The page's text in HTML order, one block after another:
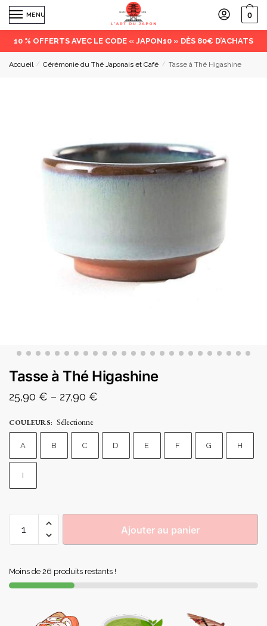
MENU 0
10 % OFFERTS AVEC LE CODE « JAPON10 » DÈS 80€ D’ACHATS
Accueil / Cérémonie du Thé Japonais et Café / Tasse à Thé Higashine
Tasse à Thé Higashine
25,90 € – 27,90 €
COULEURS: Sélectionne
A B C D E F G H
I
Ajouter au panier
Moins de 26 produits restants !